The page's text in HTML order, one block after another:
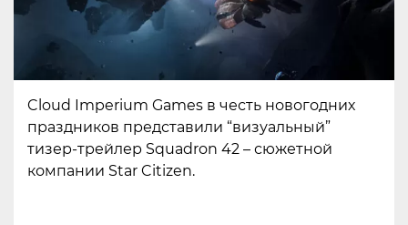
Cloud Imperium Games в честь новогодних
праздников представили “визуальный”
тизер-трейлер Squadron 42 – сюжетной
компании Star Citizen.